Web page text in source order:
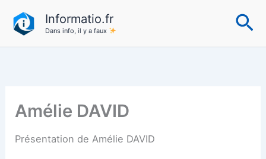
contenu
Informatio.fr
Dans info, il y a faux
Amélie DAVID
Présentation de Amélie DAVID